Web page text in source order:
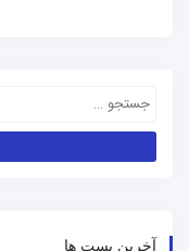
آخرین پست ها